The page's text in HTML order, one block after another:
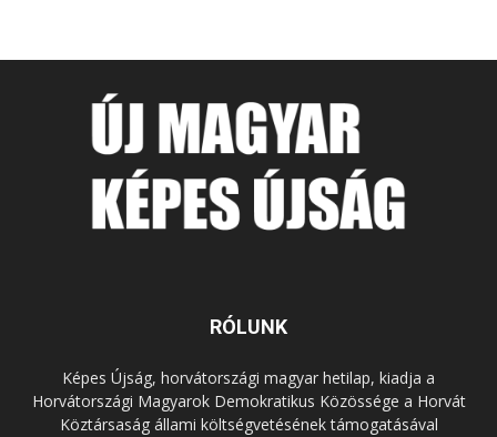
RÓLUNK
Képes Újság, horvátországi magyar hetilap, kiadja a
Horvátországi Magyarok Demokratikus Közössége a Horvát
Köztársaság állami költségvetésének támogatásával